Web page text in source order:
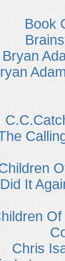
Book
Bryan
Did It
Chris